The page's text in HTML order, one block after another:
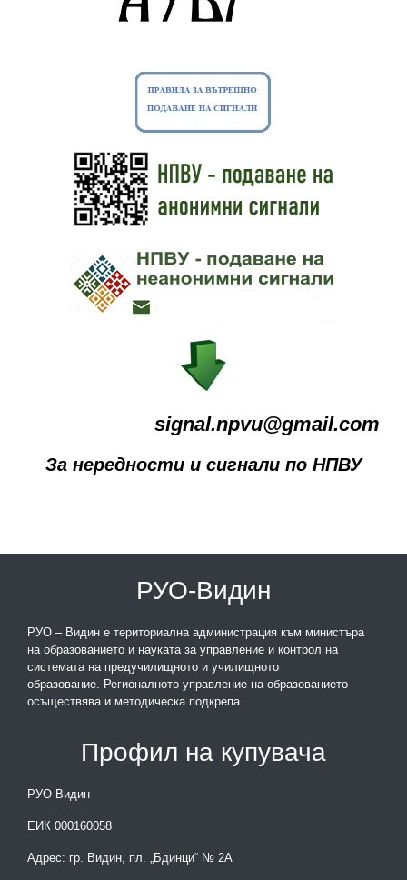
signal.npvu@gmail.com
За нередности и сигнали по НПВУ
РУО-Видин
РУО – Видин е териториална администрация към министъра
на образованието и науката за управление и контрол на
системата на предучилищното и училищното
образование. Регионалното управление на образованието
осъществява и методическа подкрепа.
Профил на купувача
РУО-Видин
ЕИК 000160058
Адрес: гр. Видин, пл. „Бдинци“ № 2А